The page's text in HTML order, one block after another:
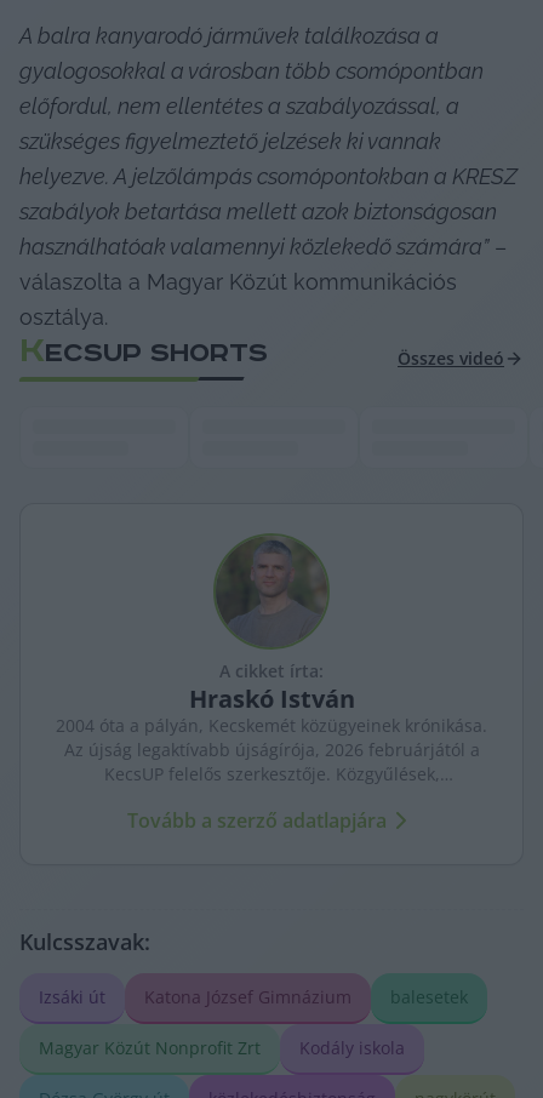
A balra kanyarodó járművek találkozása a
gyalogosokkal a városban több csomópontban
előfordul, nem ellentétes a szabályozással, a
szükséges figyelmeztető jelzések ki vannak
helyezve. A jelzőlámpás csomópontokban a KRESZ
szabályok betartása mellett azok biztonságosan
használhatóak valamennyi közlekedő számára” –
válaszolta a Magyar Közút kommunikációs
osztálya.
KECSUP SHORTS Összes videó
A cikket írta:
Hraskó István
2004 óta a pályán, Kecskemét közügyeinek krónikása.
Az újság legaktívabb újságírója, 2026 februárjától a
KecsUP felelős szerkesztője. Közgyűlések,
arca és a háttérben élők történetei egyszerre jelennek
Tovább a szerző adatlapjára
Kulcsszavak:
Izsáki út Katona József Gimnázium balesetek
Magyar Közút Nonprofit Zrt Kodály iskola